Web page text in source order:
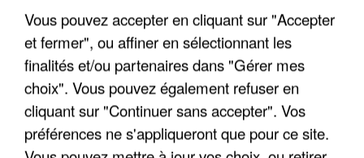
APRÈS TOUTES CES CANICULES, LES REFUGES
DE FAUNE SAUVAGE SONT...
Vous pouvez accepter en cliquant sur "Accepter
et fermer", ou affiner en sélectionnant les
finalités et/ou partenaires dans "Gérer mes
choix". Vous pouvez également refuser en
cliquant sur "Continuer sans accepter". Vos
préférences ne s'appliqueront que pour ce site.